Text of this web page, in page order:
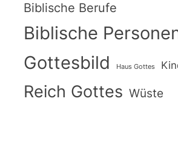
Biblische Berufe
Biblische
Gottesbild Haus Gottes
Reich Gottes Wüste